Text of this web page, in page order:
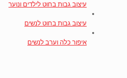
עיצוב גבות בחוט לילדים ונוער
עיצוב גבות בחוט לנשים
איפור כלה וערב לנשים